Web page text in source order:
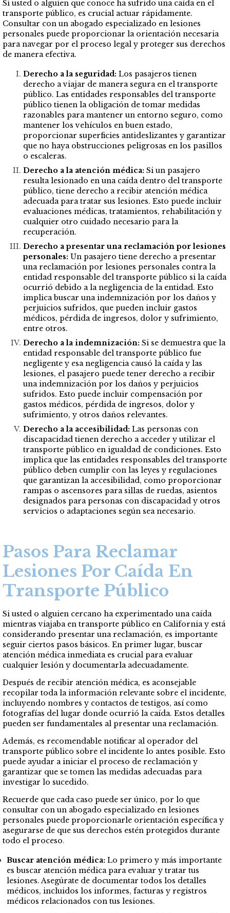
Si usted o alguien que conoce ha sufrido una caída en el
transporte público, es crucial actuar rápidamente.
Consultar con un abogado especializado en lesiones
personales puede proporcionar la orientación necesaria
para navegar por el proceso legal y proteger sus derechos
de manera efectiva.
Derecho a la seguridad: Los pasajeros tienen
derecho a viajar de manera segura en el transporte
público. Las entidades responsables del transporte
público tienen la obligación de tomar medidas
razonables para mantener un entorno seguro, como
mantener los vehículos en buen estado,
proporcionar superficies antideslizantes y garantizar
que no haya obstrucciones peligrosas en los pasillos
o escaleras.
Derecho a la atención médica: Si un pasajero
resulta lesionado en una caída dentro del transporte
público, tiene derecho a recibir atención médica
adecuada para tratar sus lesiones. Esto puede incluir
evaluaciones médicas, tratamientos, rehabilitación y
cualquier otro cuidado necesario para la
recuperación.
Derecho a presentar una reclamación por lesiones
personales: Un pasajero tiene derecho a presentar
una reclamación por lesiones personales contra la
entidad responsable del transporte público si la caída
ocurrió debido a la negligencia de la entidad. Esto
implica buscar una indemnización por los daños y
perjuicios sufridos, que pueden incluir gastos
médicos, pérdida de ingresos, dolor y sufrimiento,
entre otros.
Derecho a la indemnización: Si se demuestra que la
entidad responsable del transporte público fue
negligente y esa negligencia causó la caída y las
lesiones, el pasajero puede tener derecho a recibir
una indemnización por los daños y perjuicios
sufridos. Esto puede incluir compensación por
gastos médicos, pérdida de ingresos, dolor y
sufrimiento, y otros daños relevantes.
Derecho a la accesibilidad: Las personas con
discapacidad tienen derecho a acceder y utilizar el
transporte público en igualdad de condiciones. Esto
implica que las entidades responsables del transporte
público deben cumplir con las leyes y regulaciones
que garantizan la accesibilidad, como proporcionar
rampas o ascensores para sillas de ruedas, asientos
designados para personas con discapacidad y otros
servicios o adaptaciones según sea necesario.
Pasos Para Reclamar
Lesiones Por Caída En
Transporte Público
Si usted o alguien cercano ha experimentado una caída
mientras viajaba en transporte público en California y está
considerando presentar una reclamación, es importante
seguir ciertos pasos básicos. En primer lugar, buscar
atención médica inmediata es crucial para evaluar
cualquier lesión y documentarla adecuadamente.
Después de recibir atención médica, es aconsejable
recopilar toda la información relevante sobre el incidente,
incluyendo nombres y contactos de testigos, así como
fotografías del lugar donde ocurrió la caída. Estos detalles
pueden ser fundamentales al presentar una reclamación.
Además, es recomendable notificar al operador del
transporte público sobre el incidente lo antes posible. Esto
puede ayudar a iniciar el proceso de reclamación y
garantizar que se tomen las medidas adecuadas para
investigar lo sucedido.
Recuerde que cada caso puede ser único, por lo que
consultar con un abogado especializado en lesiones
personales puede proporcionarle orientación específica y
asegurarse de que sus derechos estén protegidos durante
todo el proceso.
Buscar atención médica: Lo primero y más importante
es buscar atención médica para evaluar y tratar tus
lesiones. Asegúrate de documentar todos los detalles
médicos, incluidos los informes, facturas y registros
médicos relacionados con tus lesiones.